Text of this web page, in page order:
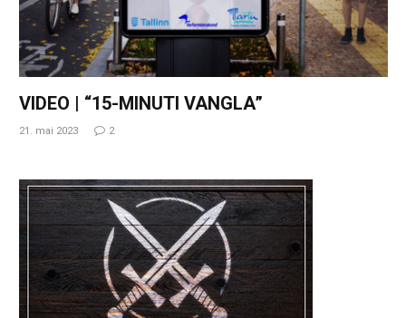
VIDEO | “15-MINUTI VANGLA”
21. mai 2023 2